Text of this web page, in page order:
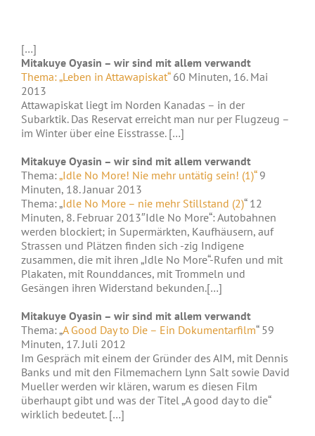
[…]
Mitakuye Oyasin – wir sind mit allem verwandt
Thema: „Leben in Attawapiskat“60 Minuten, 16. Mai
2013
Attawapiskat liegt im Norden Kanadas – in der
Subarktik. Das Reservat erreicht man nur per Flugzeug –
im Winter über eine Eisstrasse. […]
Mitakuye Oyasin – wir sind mit allem verwandt
Thema: „Idle No More! Nie mehr untätig sein! (1)“9
Minuten, 18. Januar 2013
Thema: „Idle No More – nie mehr Stillstand (2)“ 12
Minuten, 8. Februar 2013″Idle No More“: Autobahnen
werden blockiert; in Supermärkten, Kaufhäusern, auf
Strassen und Plätzen finden sich -zig Indigene
zusammen, die mit ihren „Idle No More“-Rufen und mit
Plakaten, mit Rounddances, mit Trommeln und
Gesängen ihren Widerstand bekunden.[…]
Mitakuye Oyasin – wir sind mit allem verwandt
Thema: „A Good Day to Die – Ein Dokumentarfilm“ 59
Minuten, 17. Juli 2012
Im Gespräch mit einem der Gründer des AIM, mit Dennis
Banks und mit den Filmemachern Lynn Salt sowie David
Mueller werden wir klären, warum es diesen Film
überhaupt gibt und was der Titel „A good day to die“
wirklich bedeutet. […]